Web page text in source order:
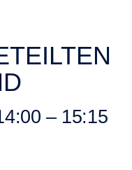
– 15:15